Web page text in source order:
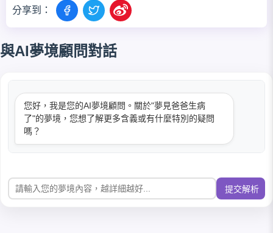
分享到：
與AI夢境顧問對話
您好，我是您的AI夢境顧問。關於"夢見爸爸生病
了"的夢境，您想了解更多含義或有什麼特別的疑問
嗎？
提交解析